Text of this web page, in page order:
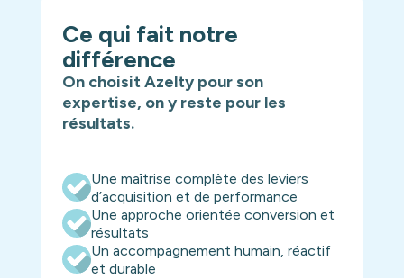
Ce qui fait notre
différence
On choisit Azelty pour son
expertise, on y reste pour les
résultats.
Une maîtrise complète des leviers
d’acquisition et de performance
Une approche orientée conversion et
résultats
Un accompagnement humain, réactif
et durable